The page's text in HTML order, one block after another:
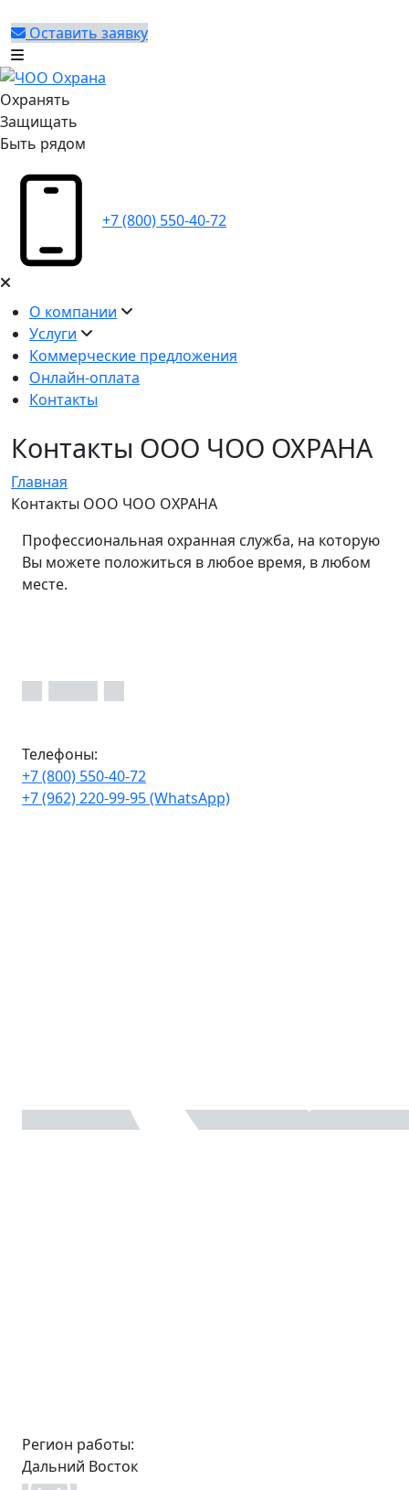
Оставить заявку
Охранять
Защищать
Быть рядом
+7 (800) 550-40-72
О компании
Услуги
Коммерческие предложения
Онлайн-оплата
Контакты
Контакты ООО ЧОО ОХРАНА
Главная
Контакты ООО ЧОО ОХРАНА
Профессиональная охранная служба, на которую
Вы можете положиться в любое время, в любом
месте.
Телефоны:
+7 (800) 550-40-72
+7 (962) 220-99-95 (WhatsApp)
Регион работы:
Дальний Восток